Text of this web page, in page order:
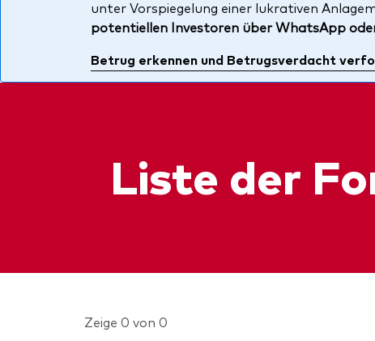
Produktliste
Aktien
Multi-
Kontakt
unter Vorspiegelung einer lukrativen
potentiellen Investoren über WhatsApp
Betrug erkennen und Betrugsverdacht
Liste der
Zeige 0 von 0